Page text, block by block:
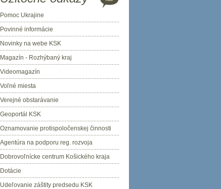
Pomoc Ukrajine
Povinné informácie
Novinky na webe KSK
Magazín - Rozhýbaný kraj
Videomagazín
Voľné miesta
Verejné obstarávanie
Geoportál KSK
Oznamovanie protispoločenskej činnosti
Agentúra na podporu reg. rozvoja
Dobrovoľnícke centrum Košického kraja
Dotácie
Udeľovanie záštity predsedu KSK